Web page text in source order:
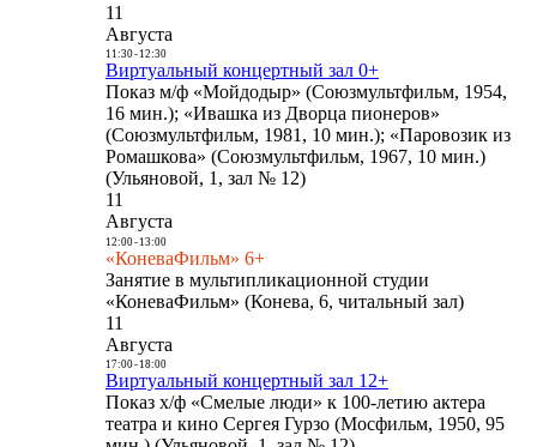
11
Августа
11:30- 12:30
Виртуальный концертный зал 0+
Показ м/ф «Мойдодыр» (Союзмультфильм, 1954,
16 мин.); «Ивашка из Дворца пионеров»
(Союзмультфильм, 1981, 10 мин.); «Паровозик из
Ромашкова» (Союзмультфильм, 1967, 10 мин.)
(Ульяновой, 1, зал № 12)
11
Августа
12:00- 13:00
«КоневаФильм» 6+
Занятие в мультипликационной студии
«КоневаФильм» (Конева, 6, читальный зал)
11
Августа
17:00- 18:00
Виртуальный концертный зал 12+
Показ х/ф «Смелые люди» к 100-летию актера
театра и кино Сергея Гурзо (Мосфильм, 1950, 95